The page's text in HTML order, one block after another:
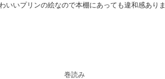
いプリンの絵なので本棚にあっても違和感ありま
巻読み